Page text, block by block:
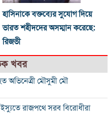
হাসিনাকে বক্তব্যের সুযোগ দিয়ে
ভারত শহীদদের অসম্মান করেছে:
রিজভী
খবর
অভিনেত্রী মৌসুমী মৌ
রাজপথে সরব বিরোধীরা